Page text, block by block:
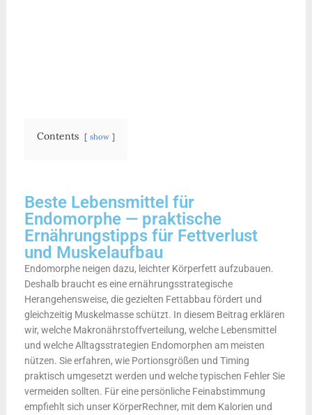
Contents show
Beste Lebensmittel für
Endomorphe — praktische
Ernährungstipps für Fettverlust
und Muskelaufbau
Endomorphe neigen dazu, leichter Körperfett aufzubauen.
Deshalb braucht es eine ernährungsstrategische
Herangehensweise, die gezielten Fettabbau fördert und
gleichzeitig Muskelmasse schützt. In diesem Beitrag erklären
wir, welche Makronährstoffverteilung, welche Lebensmittel
und welche Alltagsstrategien Endomorphen am meisten
nützen. Sie erfahren, wie Portionsgrößen und Timing
praktisch umgesetzt werden und welche typischen Fehler Sie
vermeiden sollten. Für eine persönliche Feinabstimmung
empfiehlt sich unser KörperRechner, mit dem Kalorien und